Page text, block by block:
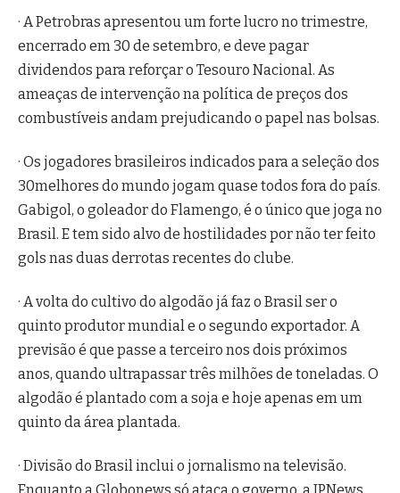
· A Petrobras apresentou um forte lucro no trimestre,
encerrado em 30 de setembro, e deve pagar
dividendos para reforçar o Tesouro Nacional. As
ameaças de intervenção na política de preços dos
combustíveis andam prejudicando o papel nas bolsas.
· Os jogadores brasileiros indicados para a seleção dos
30melhores do mundo jogam quase todos fora do país.
Gabigol, o goleador do Flamengo, é o único que joga no
Brasil. E tem sido alvo de hostilidades por não ter feito
gols nas duas derrotas recentes do clube.
· A volta do cultivo do algodão já faz o Brasil ser o
quinto produtor mundial e o segundo exportador. A
previsão é que passe a terceiro nos dois próximos
anos, quando ultrapassar três milhões de toneladas. O
algodão é plantado com a soja e hoje apenas em um
quinto da área plantada.
· Divisão do Brasil inclui o jornalismo na televisão.